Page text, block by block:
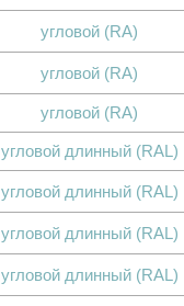
угловой (RA)
угловой (RA)
угловой (RA)
угловой длинный (RAL)
угловой длинный (RAL)
угловой длинный (RAL)
угловой длинный (RAL)